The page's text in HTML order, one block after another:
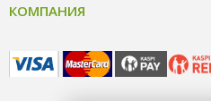
КОМПАНИЯ